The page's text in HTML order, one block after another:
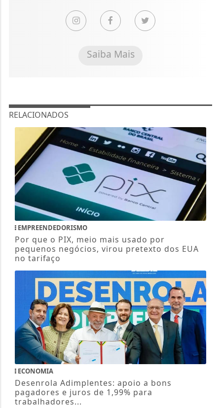
Saiba Mais
RELACIONADOS
EMPREENDEDORISMO
Por que o PIX, meio mais usado por
pequenos negócios, virou pretexto dos EUA
no tarifaço
ECONOMIA
Desenrola Adimplentes: apoio a bons
pagadores e juros de 1,99% para
trabalhadores...